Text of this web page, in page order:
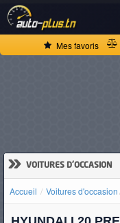
Mes favoris
» VOITURES D'OCCASION
Accueil Voitures d'occasion
ACCUEIL